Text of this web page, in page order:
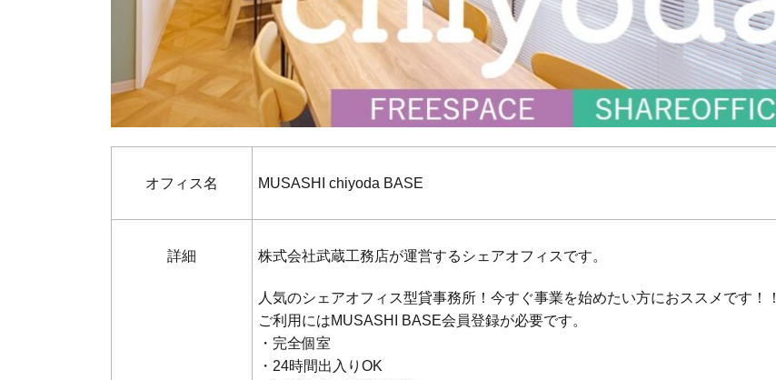
オフィス名 MUSASHI chiyoda BASE
詳細 株式会社武蔵工務店が運営するシェアオフィスです。
人気のシェアオフィス型貸事務所！今すぐ事業を始めたい方におススメです！！
ご利用にはMUSASHI BASE会員登録が必要です。
・完全個室
・24時間出入りOK